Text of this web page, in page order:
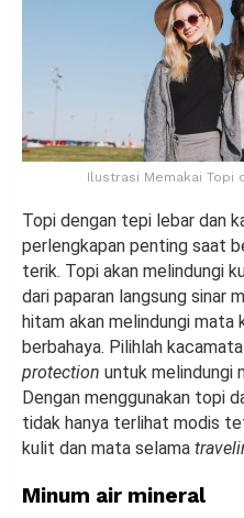
Ilustrasi Memakai Topi
Topi dengan tepi lebar dan
perlengkapan penting saat
terik. Topi akan melindungi
dari paparan langsung sinar
hitam akan melindungi mata
berbahaya. Pilihlah
protection untuk melindungi
Dengan menggunakan topi
tidak hanya terlihat modis
kulit dan mata selama
Minum air mineral